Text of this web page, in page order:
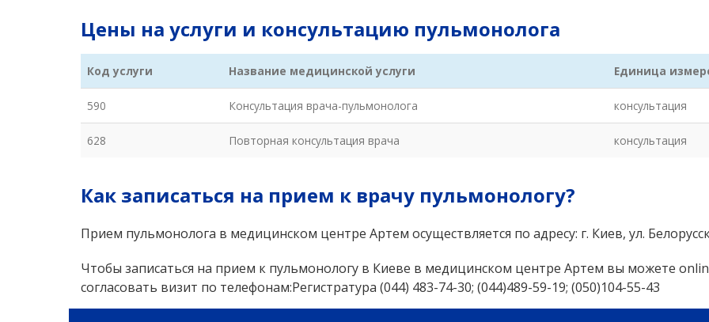
Цены на услуги и консультацию пульмонолога
Код услуги Название медицинской услуги Единица
590 Консультация врача-пульмонолога консультация
628 Повторная консультация врача консультация
Как записаться на прием к врачу пульмонологу?
Прием пульмонолога в медицинском центре Артем осуществляется по адресу: г. Киев, ул.
Чтобы записаться на прием к пульмонологу в Киеве в медицинском центре Артем вы можете
согласовать визит по телефонам:Регистратура (044) 483-74-30; (044)489-59-19; (050)104-55-43